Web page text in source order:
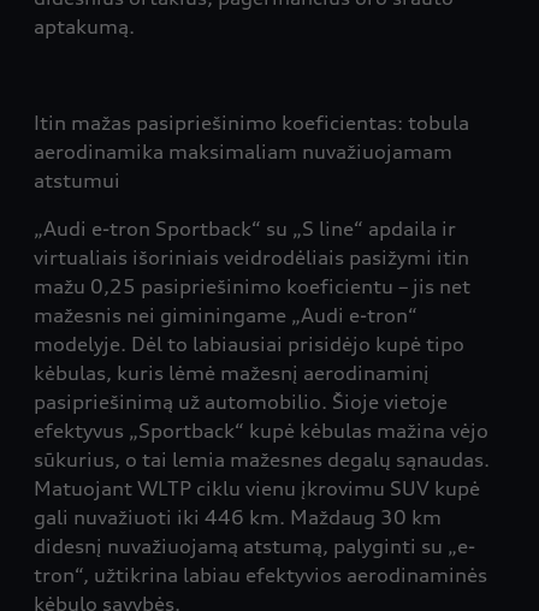
aptakumą.
Itin mažas pasipriešinimo koeficientas: tobula
aerodinamika maksimaliam nuvažiuojamam
atstumui
„Audi e-tron Sportback“ su „S line“ apdaila ir
virtualiais išoriniais veidrodėliais pasižymi itin
mažu 0,25 pasipriešinimo koeficientu – jis net
mažesnis nei giminingame „Audi e-tron“
modelyje. Dėl to labiausiai prisidėjo kupė tipo
kėbulas, kuris lėmė mažesnį aerodinaminį
pasipriešinimą už automobilio. Šioje vietoje
efektyvus „Sportback“ kupė kėbulas mažina vėjo
sūkurius, o tai lemia mažesnes degalų sąnaudas.
Matuojant WLTP ciklu vienu įkrovimu SUV kupė
gali nuvažiuoti iki 446 km. Maždaug 30 km
didesnį nuvažiuojamą atstumą, palyginti su „e-
tron“, užtikrina labiau efektyvios aerodinaminės
kėbulo savybės.